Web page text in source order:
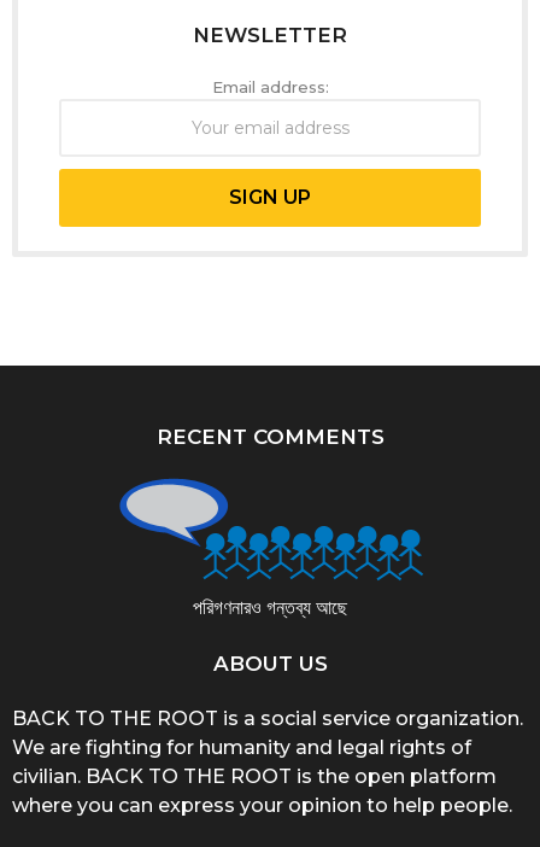
NEWSLETTER
Email address:
RECENT COMMENTS
পরিগণনারও গন্তব্য আছে
ABOUT US
BACK TO THE ROOT is a social service organization.
We are fighting for humanity and legal rights of
civilian. BACK TO THE ROOT is the open platform
where you can express your opinion to help people.